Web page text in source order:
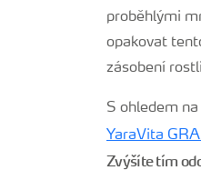
proběhlými
opakovat
zásobení
S ohledem
YaraVita
Zvýšíte tím